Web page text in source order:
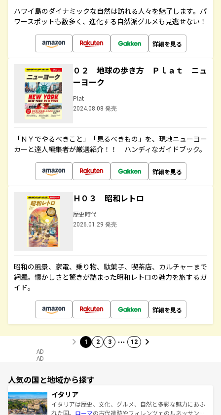
ハワイ島のダイナミックな自然は訪れる人々を魅了します。パ
ワースポットも数多く、進化する自然派グルメも見逃せない！
詳細を見る
０２ 地球の歩き方 Ｐｌａｔ ニュ
ーヨーク
Plat
2024.08.08 発売
「ＮＹでやるべきこと」「見るべきもの」を、現地ニューヨー
カーと達人編集者が厳選紹介！！ ハンディなガイドブック。
詳細を見る
Ｈ０３ 昭和レトロ
歴史時代
2026.01.29 発売
昭和の風景、家電、乗り物、駄菓子、喫茶店、カルチャーまで
網羅。懐かしさと驚きが詰まった昭和レトロの魅力を旅するガ
イド。
詳細を見る
1 2 3 … 12
AD
AD
人気の国と地域から探す
イタリア
イタリアは歴史、文化、グルメ、自然と多彩な魅力にあふ
れた国。 ローマの古代遺跡やフィレンツェのルネッサンス